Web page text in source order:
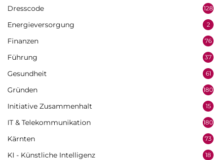
Dresscode 128
Energieversorgung 2
Finanzen 76
Führung 37
Gesundheit 61
Gründen 180
Initiative Zusammenhalt 15
IT & Telekommunikation 180
Kärnten 73
KI - Künstliche Intelligenz 18